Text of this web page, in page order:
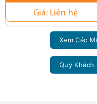
Giá: Liên hệ
Xem Các
Quý